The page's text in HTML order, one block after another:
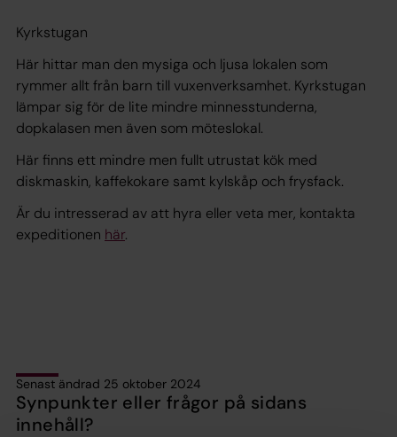
Kyrkstugan
Här hittar man den mysiga och ljusa lokalen som
rymmer allt från barn till vuxenverksamhet. Kyrkstugan
lämpar sig för de lite mindre minnesstunderna,
dopkalasen men även som möteslokal.
Här finns ett mindre men fullt utrustat kök med
diskmaskin, kaffekokare samt kylskåp och frysfack.
Är du intresserad av att hyra eller veta mer, kontakta
expeditionen här.
Senast ändrad 25 oktober 2024
Synpunkter eller frågor på sidans
innehåll?